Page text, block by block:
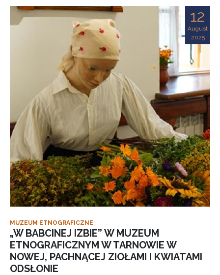
12
August
2025
MUZEUM ETNOGRAFICZNE
„W BABCINEJ IZBIE” W MUZEUM
ETNOGRAFICZNYM W TARNOWIE W
NOWEJ, PACHNĄCEJ ZIOŁAMI I KWIATAMI
ODSŁONIE